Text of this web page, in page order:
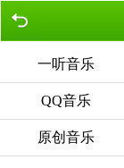
一听音乐
QQ音乐
原创音乐